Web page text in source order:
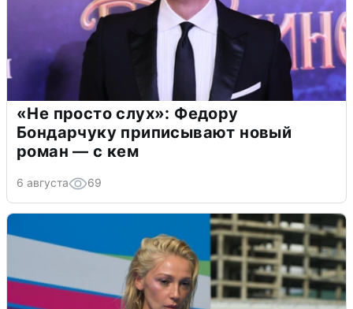
«Не просто слух»: Федору
Бондарчуку приписывают новый
роман — с кем
6 августа 69